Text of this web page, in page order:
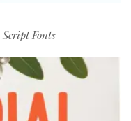
Script Fonts